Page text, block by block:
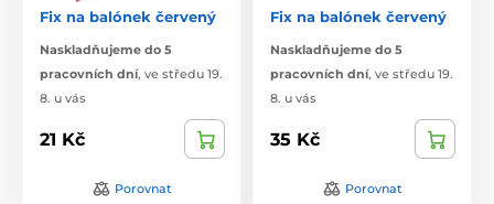
Fix na balónek červený
Naskladňujeme do 5
pracovních dní, ve středu 19.
8. u vás
21 Kč
Porovnat
Fix na balónek červený
Naskladňujeme do 5
pracovních dní, ve středu 19.
8. u vás
35 Kč
Porovnat